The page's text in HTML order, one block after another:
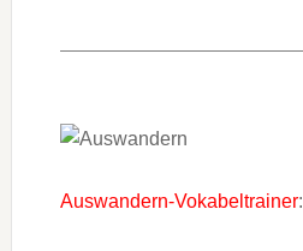
Auswandern-Vokabeltrainer: